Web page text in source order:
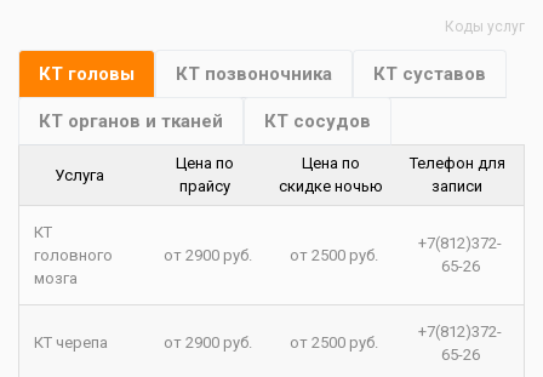
КТ головы КТ позвоночника КТ суставов
КТ органов и тканей КТ сосудов
Коды услуг
Услуга
Цена по
прайсу
Цена по
скидке ночью
Телефон для
записи
КТ
головного
мозга
от 2900 руб. от 2500 руб.
+7(812)372-
65-26
КТ черепа от 2900 руб. от 2500 руб.
+7(812)372-
65-26